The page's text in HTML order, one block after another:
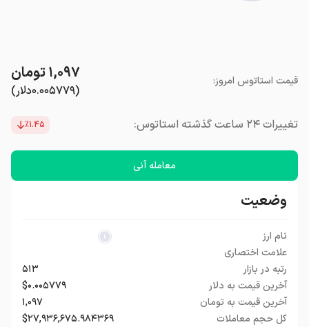
قیمت استاتوس امروز:
(۰.۰۰۵۷۷۹دلار)
۱,۰۹۷تومان
تغییرات ۲۴ ساعت گذشته استاتوس: ٪۱.۴۵
معامله آنی
وضعیت
نام ارز
علامت اختصاری
رتبه در بازار
۵۱۳
آخرین قیمت به دلار
$۰.۰۰۵۷۷۹
آخرین قیمت به تومان
۱,۰۹۷
کل حجم معاملات
$۲۷,۹۳۶,۶۷۵.۹۸۴۳۶۹